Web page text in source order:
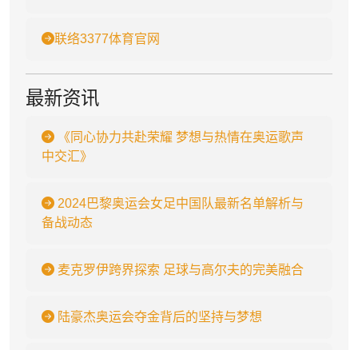
联络3377体育官网
最新资讯
《同心协力共赴荣耀 梦想与热情在奥运歌声
中交汇》
2024巴黎奥运会女足中国队最新名单解析与
备战动态
麦克罗伊跨界探索 足球与高尔夫的完美融合
陆豪杰奥运会夺金背后的坚持与梦想